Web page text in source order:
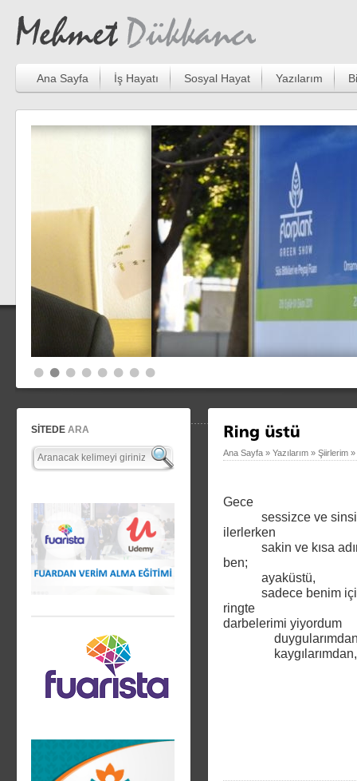
Ana Sayfa İş Hayatı Sosyal Hayat Yazılarım
SİTEDE ARA
Ana Sayfa » Yazılarım » Şiirlerim »
Gece
sessizce ve
ilerlerken
sakin ve kısa
ben;
ayaküstü,
sadece benim
ringte
darbelerimi yiyordum